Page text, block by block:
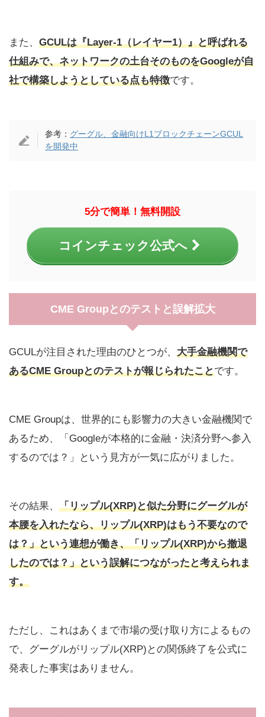
また、 GCULは『Layer-1（レイヤー1）』と呼ばれる
仕組みで、ネットワークの土台そのものをGoogleが自
社で構築しようとしている点も特徴です。
参考： グーグル、金融向けL1ブロックチェーンGCUL
を開発中
5分で簡単！無料開設
コインチェック公式へ
CME Groupとのテストと誤解拡大
GCULが注目された理由のひとつが、 大手金融機関で
あるCME Groupとのテストが報じられたことです。
CME Groupは、世界的にも影響力の大きい金融機関で
あるため、「Googleが本格的に金融・決済分野へ参入
するのでは？」という見方が一気に広がりました。
その結果、 「リップル(XRP)と似た分野にグーグルが
本腰を入れたなら、リップル(XRP)はもう不要なので
は？」という連想が働き、「リップル(XRP)から撤退
したのでは？」という誤解につながったと考えられま
す。
ただし、これはあくまで市場の受け取り方によるもの
で、グーグルがリップル(XRP)との関係終了を公式に
発表した事実はありません。